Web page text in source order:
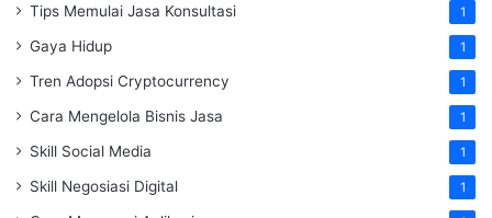
Tips Memulai Jasa Konsultasi 1
Gaya Hidup 1
Tren Adopsi Cryptocurrency 1
Cara Mengelola Bisnis Jasa 1
Skill Social Media 1
Skill Negosiasi Digital 1